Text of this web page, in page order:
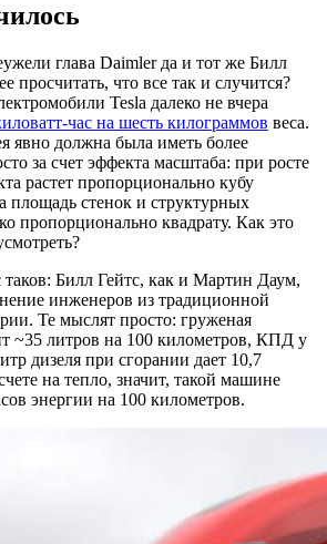
глава Daimler да и тот же Билл
просчитать, что все так и случится?
Tesla далеко не вчера
час на шесть килограммов веса.
явно должна была иметь более
за счет эффекта масштаба: при росте
растет пропорционально кубу
площадь стенок и структурных
пропорционально квадрату. Как это
таков: Билл Гейтс, как и Мартин Даум,
инженеров из традиционной
Те мыслят просто: груженая
~35 литров на 100 километров, КПД у
дизеля при сгорании дает 10,7
на тепло, значит, такой машине
энергии на 100 километров.